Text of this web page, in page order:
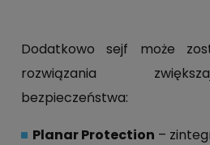
Dodatkowo sejf może
rozwiązania
bezpieczeństwa:
Planar Protection –